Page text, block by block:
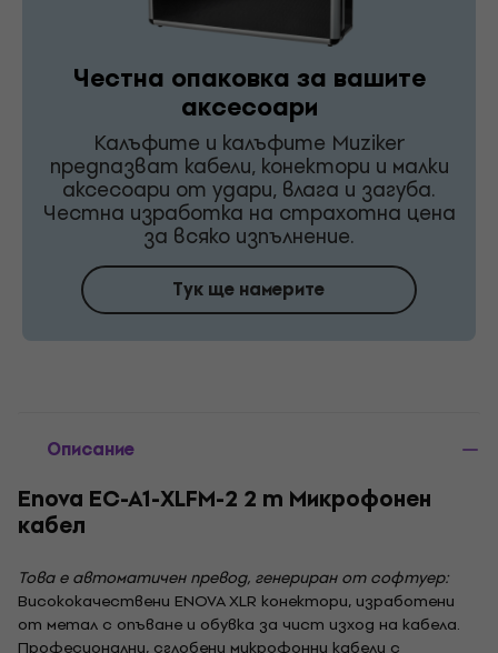
Честна опаковка за вашите
аксесоари
Калъфите и калъфите Muziker
предпазват кабели, конектори и малки
аксесоари от удари, влага и загуба.
Честна изработка на страхотна цена
за всяко изпълнение.
Тук ще намерите
Описание
Enova EC-A1-XLFM-2 2 m Микрофонен
кабел
Това е автоматичен превод, генериран от софтуер:
Висококачествени ENOVA XLR конектори, изработени
от метал с опъване и обувка за чист изход на кабела.
Професионални, сглобени микрофонни кабели с